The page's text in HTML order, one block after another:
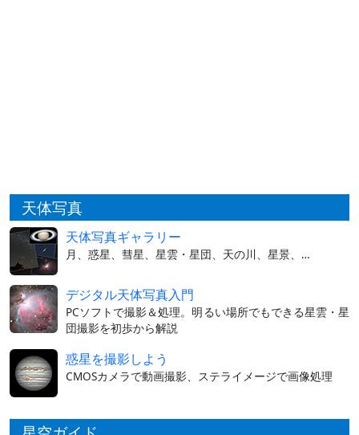
天体写真
天体写真ギャラリー
月、惑星、彗星、星雲・星団、天の川、星景、…
デジタル天体写真入門
PCソフトで撮影＆処理。明るい場所でもできる星雲・星
団撮影を初歩から解説
惑星を撮影しよう
CMOSカメラで動画撮影、ステライメージで画像処理